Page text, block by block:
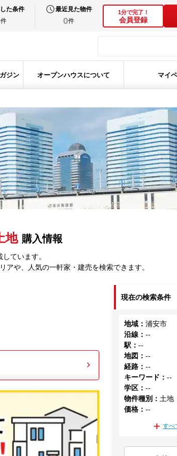
た条件
件
最近見た物件
0件
1分で完了！
会員登録
ジン オープンハウスについて マイ
地 購入情報
ています。
や、人気の一軒家・建売を検索できます。
現在の検索条件
地域 ：浦安市
沿線 ：--
駅 ：--
地図 ：--
経路 ：--
キーワード ：--
学区 ：--
物件種別 ： 土地
価格 ：--
すべ